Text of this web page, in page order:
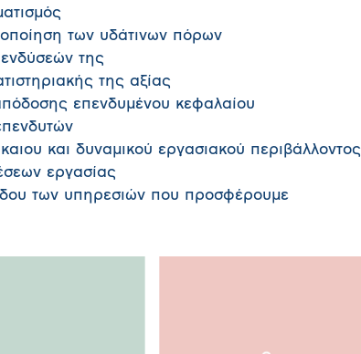
των υδάτινων πόρων
της
της αξίας
επενδυμένου κεφαλαίου
και δυναμικού εργασιακού περιβάλλοντος
εργασίας
των υπηρεσιών που προσφέρουμε